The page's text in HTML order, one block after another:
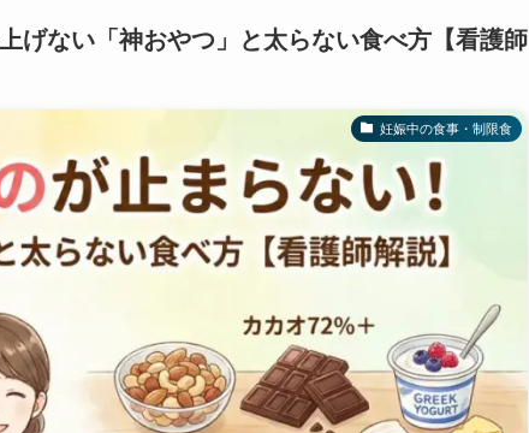
げない「神おやつ」と太らない食べ方【看護師
妊娠中の食事・制限食